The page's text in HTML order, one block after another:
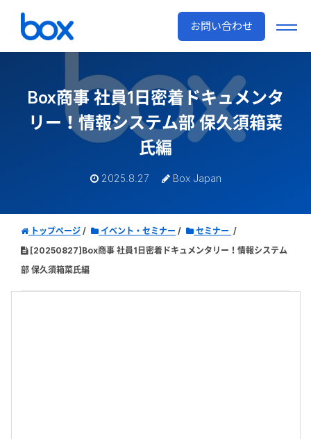
お問い合わせ
Box商事 社員1日密着ドキュメンタ
リー！情報システム部 保久須箱菜
氏編
2025.8.27 Box Japan
トップページ イベント・セミナー
セミナー
[20250827]Box商事 社員1日密着ドキュメンタリー！情報システム
部 保久須箱菜氏編